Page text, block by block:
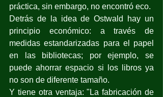
práctica, sin embargo, no encontró eco.
Detrás de la idea de Ostwald hay un
principio económico: a través de
medidas estandarizadas para el papel
en las bibliotecas; por ejemplo, se
puede ahorrar espacio si los libros ya
no son de diferente tamaño.
Y tiene otra ventaja: "La fabricación de